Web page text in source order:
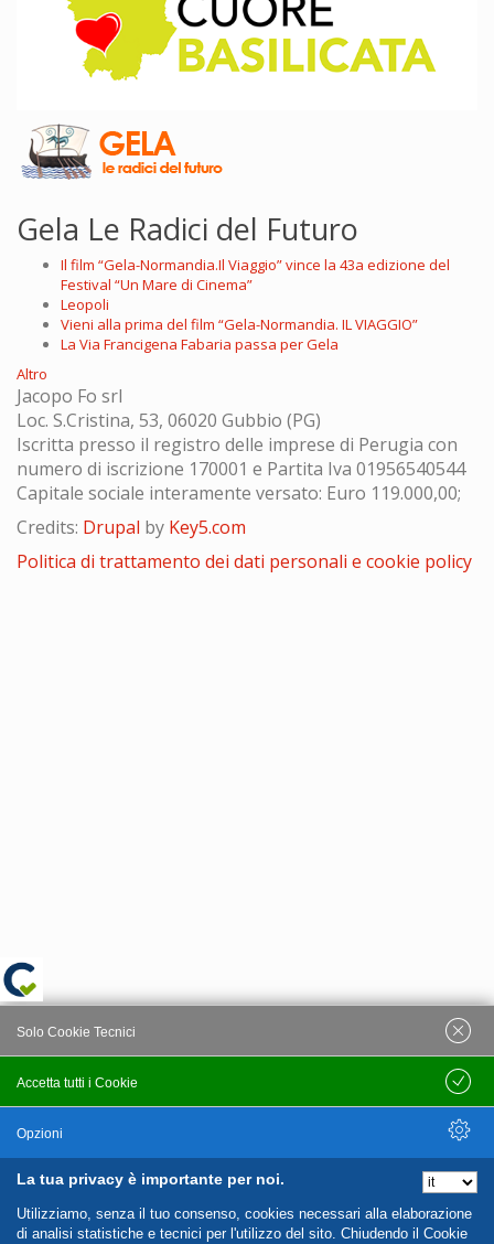
Gela Le Radici del Futuro
Il film “Gela-Normandia.Il Viaggio” vince la 43a edizione del
Festival “Un Mare di Cinema”
Leopoli
Vieni alla prima del film “Gela-Normandia. IL VIAGGIO”
La Via Francigena Fabaria passa per Gela
Altro
Jacopo Fo srl
Loc. S.Cristina, 53, 06020 Gubbio (PG)
Iscritta presso il registro delle imprese di Perugia con
numero di iscrizione 170001 e Partita Iva 01956540544
Capitale sociale interamente versato: Euro 119.000,00;
Credits: Drupal by Key5.com
Politica di trattamento dei dati personali e cookie policy
La tua privacy è importante per noi.
Utilizziamo, senza il tuo consenso, cookies necessari alla elaborazione
di analisi statistiche e tecnici per l'utilizzo del sito. Chiudendo il Cookie
Accetta tutti i Cookie
Solo Cookie Tecnici
Salva
Opzioni
Nascondi Opzioni